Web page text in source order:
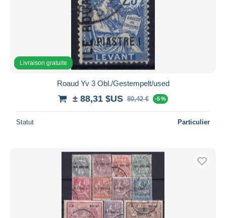
Livraison gratuite
Roaud Yv 3 Obl./Gestempelt/used
± 88,31 $US 80,42 € -5 %
Statut Particulier